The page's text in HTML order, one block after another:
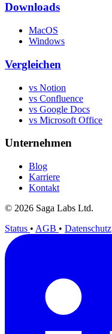
Downloads
MacOS
Windows
Vergleichen
vs Notion
vs Confluence
vs Google Docs
vs Microsoft Office
Unternehmen
Blog
Karriere
Kontakt
© 2026 Saga Labs Ltd.
Status • AGB • Datenschutz